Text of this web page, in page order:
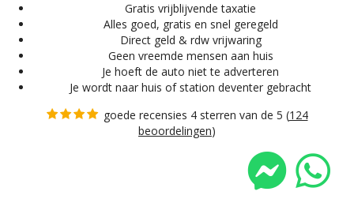
Gratis vrijblijvende taxatie
Alles goed, gratis en snel geregeld
Direct geld & rdw vrijwaring
Geen vreemde mensen aan huis
Je hoeft de auto niet te adverteren
Je wordt naar huis of station deventer gebracht
goede recensies 4 sterren van de 5 (124
beoordelingen)